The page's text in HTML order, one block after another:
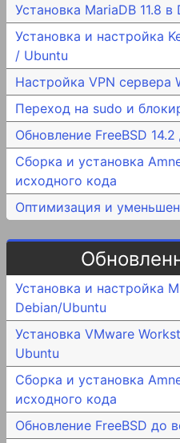
Установка MariaDB 11.8 в
Установка и настройка
/ Ubuntu
Настройка VPN сервера
Переход на sudo и
Обновление FreeBSD 14.2
Сборка и установка
исходного кода
Оптимизация и
Установка и настройка
Debian/Ubuntu
Установка VMware
Ubuntu
Сборка и установка
исходного кода
Обновление FreeBSD до